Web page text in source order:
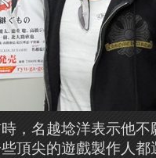
，名越埝洋表示他不
頂尖的遊戲製作人